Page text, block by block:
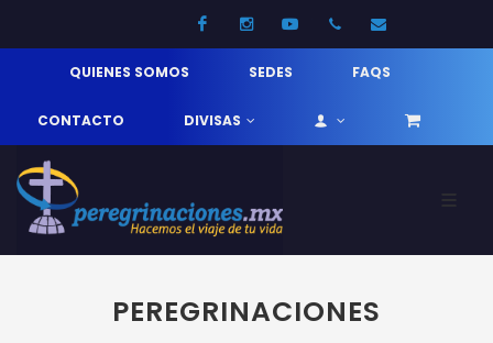
FacebookInstagramYoutube52 33 31210744
QUIENES SOMOS SEDES FAQS
CONTACTO DIVISAS
PEREGRINACIONES